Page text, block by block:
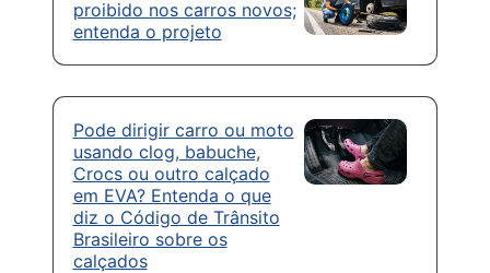
proibido nos carros novos;
entenda o projeto
Pode dirigir carro ou moto
usando clog, babuche,
Crocs ou outro calçado
em EVA? Entenda o que
diz o Código de Trânsito
Brasileiro sobre os
calçados